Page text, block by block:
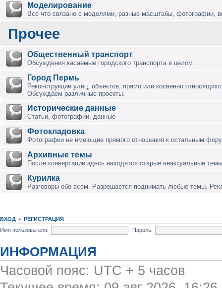
Моделирование
Все что связано с моделями, разные масштабы, фотографии,
Прочее
Общественный транспорт
Обсуждения касаемые городского транспорта в целом
Город Пермь
Реконструкции улиц, объектов, прямо или косвенно
Обсуждаем различные проекты.
Исторические данные
Статьи, фотографии, данные
Фотокладовка
Фотографии не имеющие прямого отношения к остальным
Архивные темы
После конвертации здесь находятся старые неактуальные
Курилка
Разговоры обо всем. Разрешается поднимать любые темы.
ВХОД • РЕГИСТРАЦИЯ
Имя пользователя:
Пароль:
ИНФОРМАЦИЯ
Часовой пояс: UTC + 5 часов